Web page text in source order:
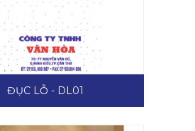
ĐỤC LỖ - DL01